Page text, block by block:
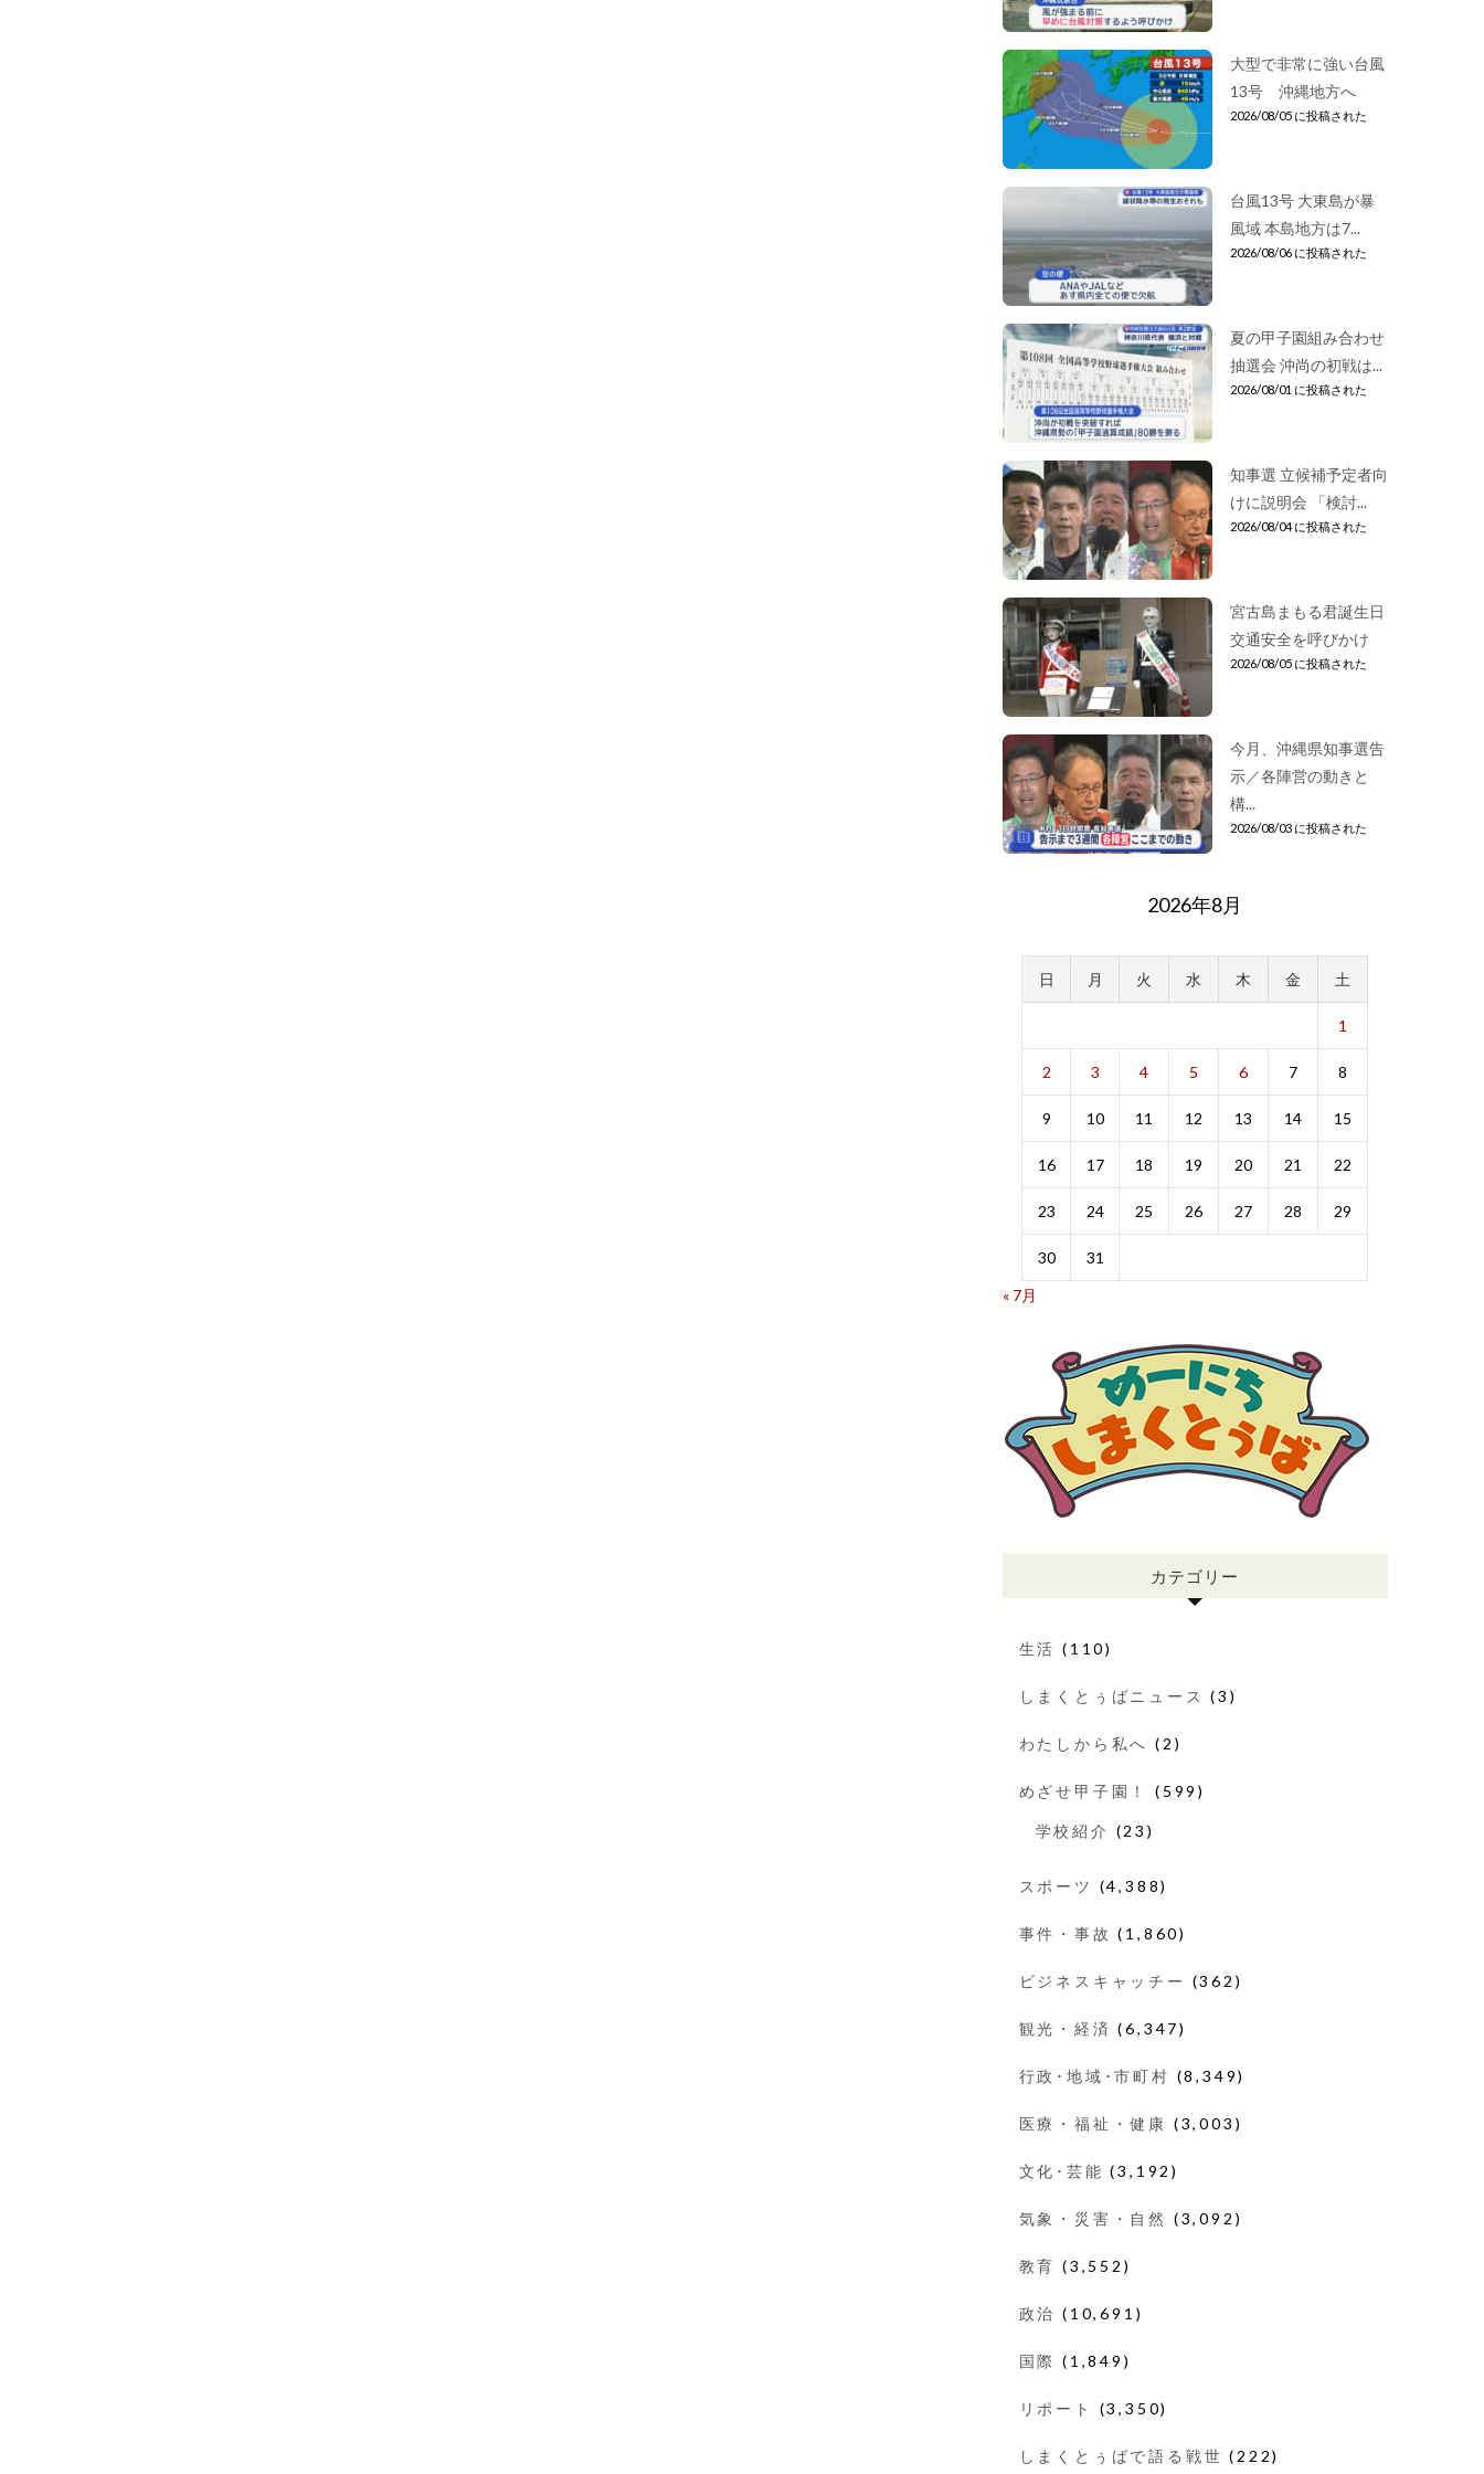
大型で非常に強い台風
13号 沖縄地方へ
2026/08/05 に投稿された
台風13号 大東島が暴
風域 本島地方は7...
2026/08/06 に投稿された
夏の甲子園組み合わせ
抽選会 沖尚の初戦は...
2026/08/01 に投稿された
知事選 立候補予定者向
けに説明会 「検討...
2026/08/04 に投稿された
宮古島まもる君誕生日
交通安全を呼びかけ
2026/08/05 に投稿された
今月、沖縄県知事選告
示／各陣営の動きと
構...
2026/08/03 に投稿された
2026年8月
日 月 火 水 木 金 土
1
2 3 4 5 6 7 8
9 10 11 12 13 14 15
16 17 18 19 20 21 22
23 24 25 26 27 28 29
30
31
« 7月
カテゴリー
生活 (110)
しまくとぅばニュース (3)
わたしから私へ (2)
めざせ甲子園！ (599)
学校紹介 (23)
スポーツ (4,388)
事件・事故 (1,860)
ビジネスキャッチー (362)
観光・経済 (6,347)
行政･地域･市町村 (8,349)
医療・福祉・健康 (3,003)
文化･芸能 (3,192)
気象・災害・自然 (3,092)
教育 (3,552)
政治 (10,691)
国際 (1,849)
リポート (3,350)
しまくとぅばで語る戦世 (222)